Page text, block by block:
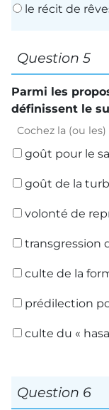
le récit de
Question 5
Parmi les
définissent le
Cochez la (ou
goût pour le
goût de la
volonté de
transgression
culte de la
prédilection
culte du «
Question 6